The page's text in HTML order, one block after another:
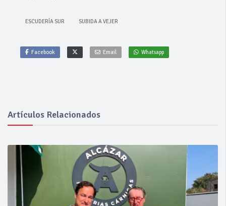
ESCUDERÍA SUR SUBIDA A VEJER
Facebook Email Whatsapp
Artículos Relacionados